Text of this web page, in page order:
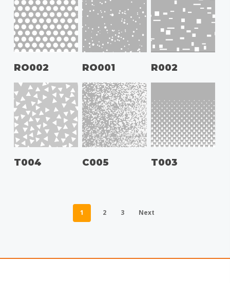
RO002 RO001 R002
T004 C005 T003
1 2 3 Next